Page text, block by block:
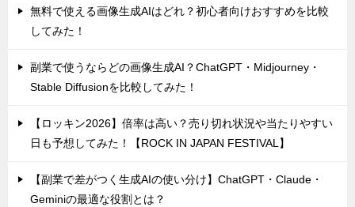
無料で使える画像生成AIはどれ？初心者向けおすすめを比較
してみた！
副業で使うならどの画像生成AI？ChatGPT・Midjourney・
Stable Diffusionを比較してみた！
【ロッキン2026】倍率は高い？売り切れ状況や当たりやすい
日も予想してみた！【ROCK IN JAPAN FESTIVAL】
【副業で差がつく生成AIの使い分け】ChatGPT・Claude・
Geminiの最適な役割とは？